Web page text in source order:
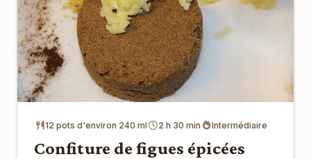
12 pots d'environ 240 ml 2 h 30 min Intermédiaire
Confiture de figues épicées